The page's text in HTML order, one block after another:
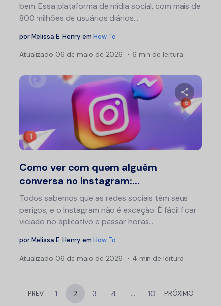
bem. Essa plataforma de mídia social, com mais de
800 milhões de usuários diários...
porMelissa E. Henry em How To
Atualizado 06 de maio de 2026 6 min de leitura
Como ver com quem alguém
conversa no Instagram:...
Todos sabemos que as redes sociais têm seus
perigos, e o Instagram não é exceção. É fácil ficar
viciado no aplicativo e passar horas...
porMelissa E. Henry em How To
Atualizado 06 de maio de 2026 4 min de leitura
por
PREV 1 2 3 4 … 10 PRÓXIMO